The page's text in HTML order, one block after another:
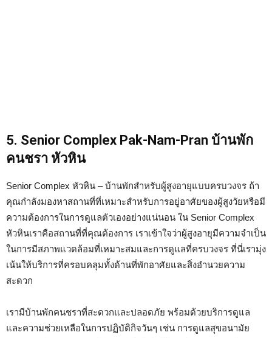
5. Senior Complex Pak-Nam-Pran บ้านพัก
คนชรา หัวหิน
Senior Complex หัวหิน – บ้านพักสำหรับผู้สูงอายุแบบครบวงจร ถ้า
คุณกำลังมองหาสถานที่ที่เหมาะสำหรับการอยู่อาศัยของผู้สูงวัยหรือมี
ความต้องการในการดูแลตัวเองอย่างแน่นอน ใน Senior Complex
หัวหินเราคือสถานที่ที่คุณต้องการ เราเข้าใจว่าผู้สูงอายุมีความจำเป็น
ในการมีสภาพแวดล้อมที่เหมาะสมและการดูแลที่ครบวงจร ที่นี่เรามุ่ง
เน้นให้บริการที่ครอบคลุมทั้งด้านที่พักอาศัยและสิ่งอำนวยความ
สะดวก
เรามีบ้านพักคนชราที่สะดวกและปลอดภัย พร้อมด้วยบริการดูแล
และความช่วยเหลือในการปฏิบัติกิจวันๆ เช่น การดูแลสุขอนามัย